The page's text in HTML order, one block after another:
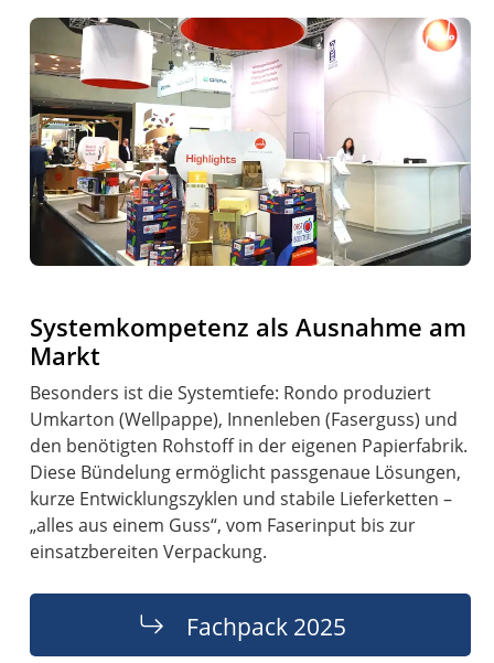
Systemkompetenz als Ausnahme am
Markt
Besonders ist die Systemtiefe: Rondo produziert
Umkarton (Wellpappe), Innenleben (Faserguss) und
den benötigten Rohstoff in der eigenen Papierfabrik.
Diese Bündelung ermöglicht passgenaue Lösungen,
kurze Entwicklungszyklen und stabile Lieferketten –
„alles aus einem Guss“, vom Faserinput bis zur
einsatzbereiten Verpackung.
Fachpack 2025